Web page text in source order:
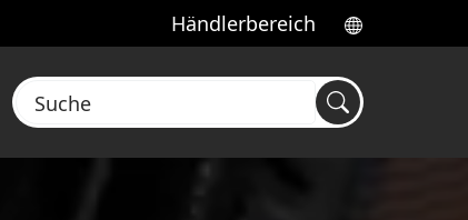
Händlerbereich
Suche